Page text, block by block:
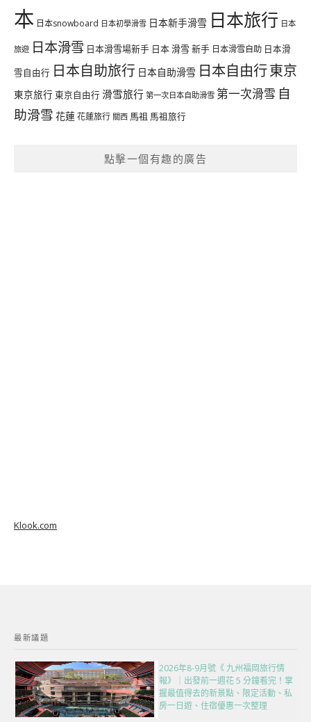
本 日本snowboard 日本初學滑雪 日本新手滑雪 日本旅行 日本
旅遊 日本滑雪 日本滑雪場新手 日本 滑雪 新手 日本滑雪自助 日本滑
雪自由行 日本自助旅行 日本自助滑雪 日本自由行東京
東京旅行 東京自由行 滑雪旅行 第一次日本自助滑雪 第一次滑雪 自
助滑雪 花蓮花蓮旅行 關西 馬祖 馬祖旅行
點擊一個有趣的廣告
Klook.com
最新議題
2026年8-9月號《 九州福岡旅行情
報》｜出發前一週花 5 分鐘看完！掌
握最值得去的新景點、限定活動、私
房一日遊、住宿優惠一次整理